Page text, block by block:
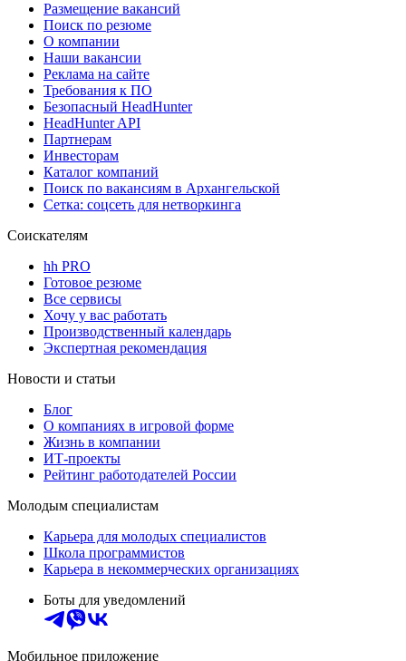
Размещение вакансий
Поиск по резюме
О компании
Наши вакансии
Реклама на сайте
Требования к ПО
Безопасный HeadHunter
HeadHunter API
Партнерам
Инвесторам
Каталог компаний
Поиск по вакансиям в Архангельской
Сетка: соцсеть для нетворкинга
Соискателям
hh PRO
Готовое резюме
Все сервисы
Хочу у вас работать
Производственный календарь
Экспертная рекомендация
Новости и статьи
Блог
О компаниях в игровой форме
Жизнь в компании
ИТ-проекты
Рейтинг работодателей России
Молодым специалистам
Карьера для молодых специалистов
Школа программистов
Карьера в некоммерческих организациях
Боты для уведомлений
Мобильное приложение